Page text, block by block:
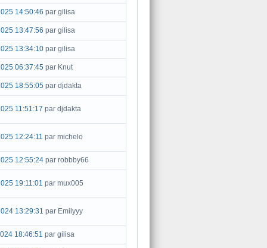
14:50:46 par gilisa
13:47:56 par gilisa
13:34:10 par gilisa
06:37:45 par Knut
18:55:05 par djdakta
11:51:17 par djdakta
12:24:11 par michelo
12:55:24 par robbby66
19:11:01 par mux005
13:29:31 par Emilyyy
18:46:51 par gilisa